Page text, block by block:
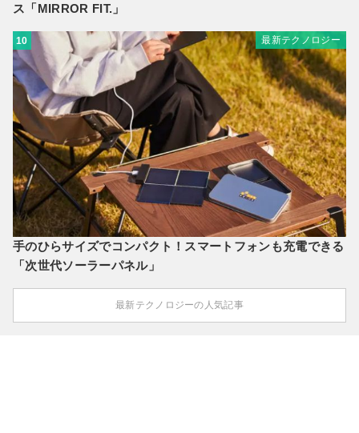
ス「MIRROR FIT.」
10 最新テクノロジー
手のひらサイズでコンパクト！スマートフォンも充電できる
「次世代ソーラーパネル」
最新テクノロジーの人気記事